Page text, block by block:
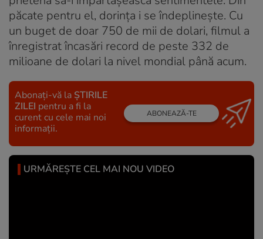
păcate pentru el, dorința i se îndeplinește. Cu
un buget de doar 750 de mii de dolari, filmul a
înregistrat încasări record de peste 332 de
milioane de dolari la nivel mondial până acum.
Abonați-vă la ȘTIRILE
ZILEI pentru a fi la
curent cu cele mai noi
informații.
ABONEAZĂ-TE
URMĂREȘTE CEL MAI NOU VIDEO